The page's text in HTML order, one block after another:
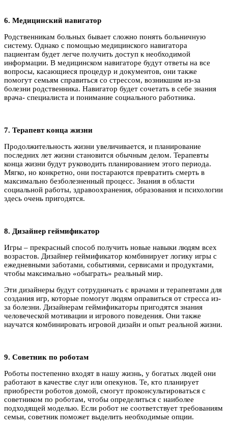
6. Медицинский навигатор
Родственникам больных бывает сложно понять больничную
систему. Однако с помощью медицинского навигатора
пациентам будет легче получить доступ к необходимой
информации. В медицинском навигаторе будут ответы на все
вопросы, касающиеся процедур и документов, они также
помогут семьям справиться со стрессом, возникшим из-за
болезни родственника. Навигатор будет сочетать в себе знания
врача- специалиста и понимание социального работника.
7. Терапевт конца жизни
Продолжительность жизни увеличивается, и планирование
последних лет жизни становится обычным делом. Терапевты
конца жизни будут руководить планированием этого периода.
Мягко, но конкретно, они постараются превратить смерть в
максимально безболезненный процесс. Знания в области
социальной работы, здравоохранения, образования и психологии
здесь очень пригодятся.
8. Дизайнер геймификатор
Игры – прекрасный способ получить новые навыки людям всех
возрастов. Дизайнер геймификатор комбинирует логику игры с
ежедневными заботами, событиями, сервисами и продуктами,
чтобы максимально «обыграть» реальный мир.
Эти дизайнеры будут сотрудничать с врачами и терапевтами для
создания игр, которые помогут людям оправиться от стресса из-
за болезни. Дизайнерам геймификаторы пригодятся знания
человеческой мотивации и игрового поведения. Они также
научатся комбинировать игровой дизайн и опыт реальной жизни.
9. Советник по роботам
Роботы постепенно входят в нашу жизнь, у богатых людей они
работают в качестве слуг или опекунов. Те, кто планирует
приобрести роботов домой, смогут проконсультироваться с
советником по роботам, чтобы определиться с наиболее
подходящей моделью. Если робот не соответствует требованиям
семьи, советник поможет выделить необходимые опции.